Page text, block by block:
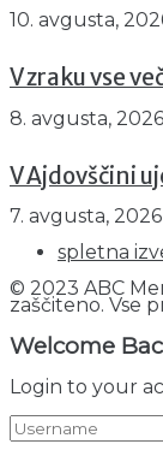
10. avgusta,
V zraku vse
8. avgusta, 2026
V Ajdovščini
7. avgusta, 2026
spletna
© 2023 ABC
zaščiteno. Vse
Welcome
Login to your